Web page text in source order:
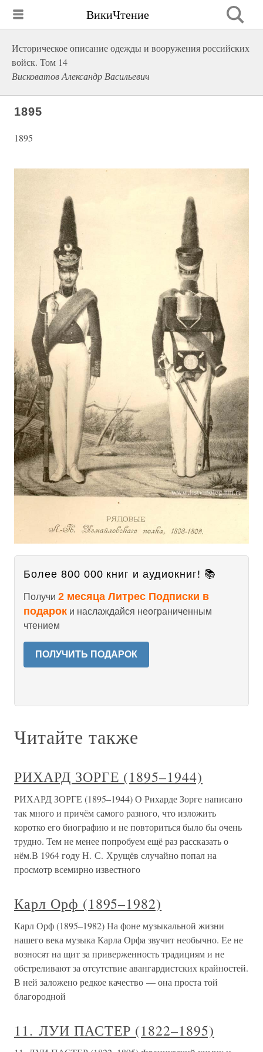
ВикиЧтение
Историческое описание одежды и вооружения российских
войск. Том 14
Висковатов Александр Васильевич
1895
1895
Более 800 000 книг и аудиокниг! 📚
Получи 2 месяца Литрес Подписки в
подарок и наслаждайся неограниченным
чтением
ПОЛУЧИТЬ ПОДАРОК
Читайте также
РИХАРД ЗОРГЕ (1895–1944)
РИХАРД ЗОРГЕ (1895–1944) О Рихарде Зорге написано
так много и причём самого разного, что изложить
коротко его биографию и не повториться было бы очень
трудно. Тем не менее попробуем ещё раз рассказать о
нём.В 1964 году Н. С. Хрущёв случайно попал на
просмотр всемирно известного
Карл Орф (1895–1982)
Карл Орф (1895–1982) На фоне музыкальной жизни
нашего века музыка Карла Орфа звучит необычно. Ее не
возносят на щит за приверженность традициям и не
обстреливают за отсутствие авангардистских крайностей.
В ней заложено редкое качество — она проста той
благородной
11. ЛУИ ПАСТЕР (1822–1895)